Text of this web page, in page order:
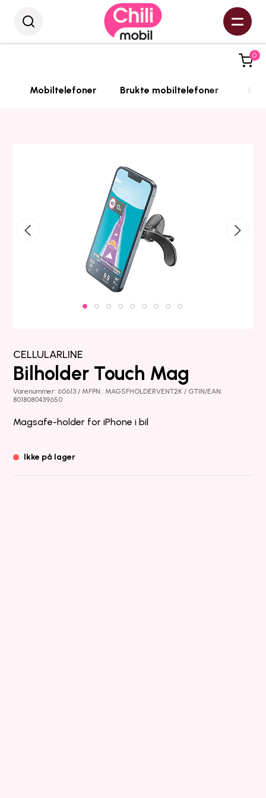
0
Mobiltelefoner Brukte mobiltelefoner
CELLULARLINE
Bilholder Touch Mag
Varenummer: 60613 / MFPN : MAGSFHOLDERVENT2K / GTIN/EAN:
8018080439650
Magsafe-holder for iPhone i bil
Ikke på lager